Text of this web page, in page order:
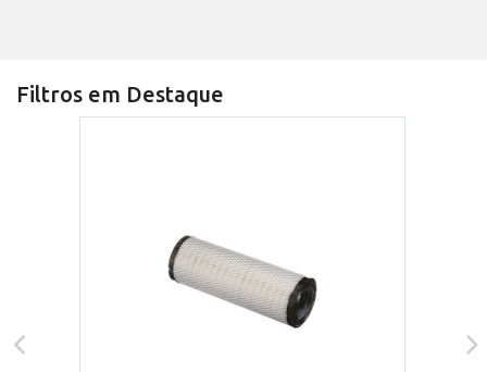
Filtros em Destaque